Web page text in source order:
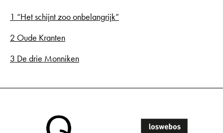
1 “Het schijnt zoo onbelangrijk”
2 Oude Kranten
3 De drie Monniken